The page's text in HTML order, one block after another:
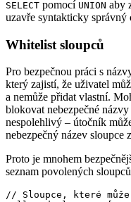
SELECT pomocí UNION aby
uzavře syntakticky správný
Whitelist sloupců
Pro bezpečnou práci s
který zajistí, že uživatel
a nemůže přidat vlastní.
blokovat nebezpečné
nespolehlivý – útočník
nebezpečný název sloupce
Proto je mnohem
seznam povolených
// Sloupce, které